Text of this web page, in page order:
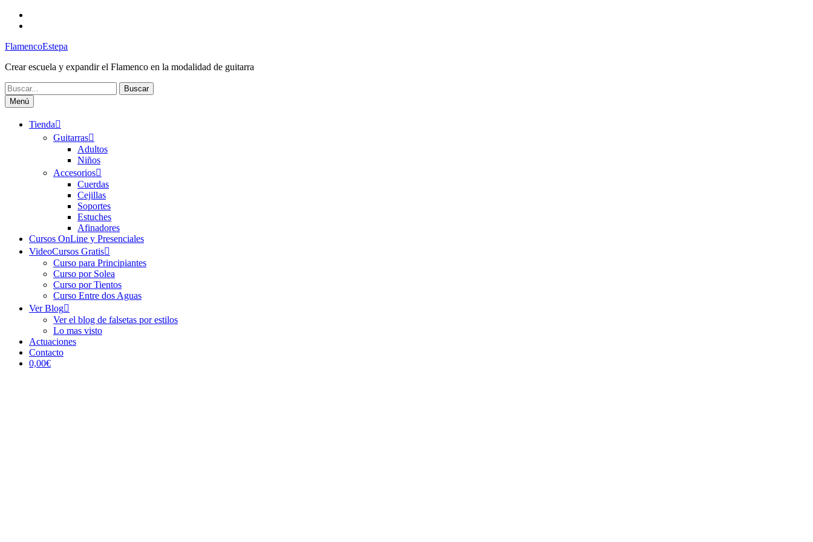
Saltar
FlamencoEstepa
Crear escuela y expandir el Flamenco en la modalidad de guitarra
Buscar:
Menú
Tienda
Guitarras
Adultos
Niños
Accesorios
Cuerdas
Cejillas
Soportes
Estuches
Afinadores
Cursos OnLine y Presenciales
VideoCursos Gratis
Curso para Principiantes
Curso por Solea
Curso por Tientos
Curso Entre dos Aguas
Ver Blog
Ver el blog de falsetas por estilos
Lo mas visto
Actuaciones
Contacto
0,00€